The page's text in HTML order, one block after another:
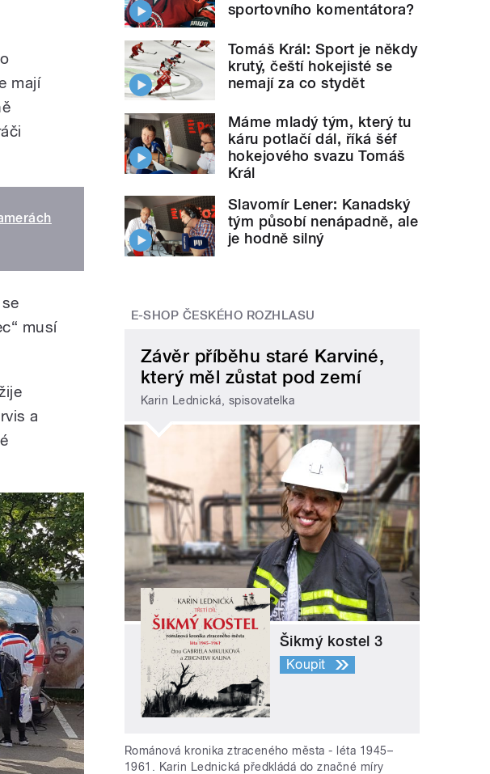
mají
musí
a
sportovního komentátora?
Tomáš Král: Sport je někdy
krutý, čeští hokejisté se
nemají za co stydět
Máme mladý tým, který tu
káru potlačí dál, říká šéf
hokejového svazu Tomáš
Král
Slavomír Lener: Kanadský
tým působí nenápadně, ale
je hodně silný
E-SHOP ČESKÉHO ROZHLASU
Závěr příběhu staré Karviné,
který měl zůstat pod zemí
Karin Lednická, spisovatelka
Šikmý kostel 3
Koupit
Románová kronika ztraceného města - léta 1945–
1961. Karin Lednická předkládá do značné míry